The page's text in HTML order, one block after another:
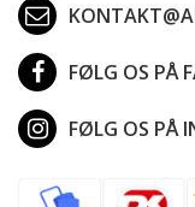
FØLG OS PÅ
FØLG OS PÅ